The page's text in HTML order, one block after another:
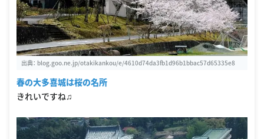
出典： blog.goo.ne.jp/otakikankou/e/4610d74da3fb1d96b1bbac57d65335e8
春の大多喜城は桜の名所
きれいですね♫